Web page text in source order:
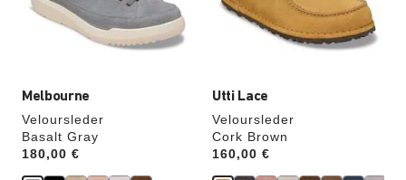
Melbourne
Veloursleder
Basalt Gray
Price:
180,00 €
Produktbilder
aktualisiert.
Utti Lace
Veloursleder
Cork Brown
Price:
160,00 €
Produktbilder
aktualisiert.